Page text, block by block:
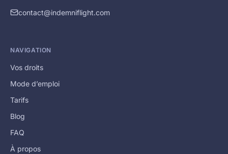
contact@indemniflight.com
NAVIGATION
Vos droits
Mode d’emploi
Tarifs
Blog
FAQ
À propos